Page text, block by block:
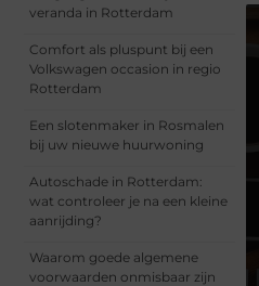
veranda in Rotterdam
Comfort als pluspunt bij een
Volkswagen occasion in regio
Rotterdam
Een slotenmaker in Rosmalen
bij uw nieuwe huurwoning
Autoschade in Rotterdam:
wat controleer je na een kleine
aanrijding?
Waarom goede algemene
voorwaarden onmisbaar zijn